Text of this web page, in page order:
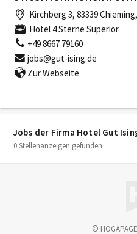
Jobs der Firma Hotel Gut
0 Stellenanzeigen gefunden
Kirchberg 3, 83339
Hotel 4 Sterne Superior
+49 8667 79160
jobs@gut-ising.de
Zur Webseite
©